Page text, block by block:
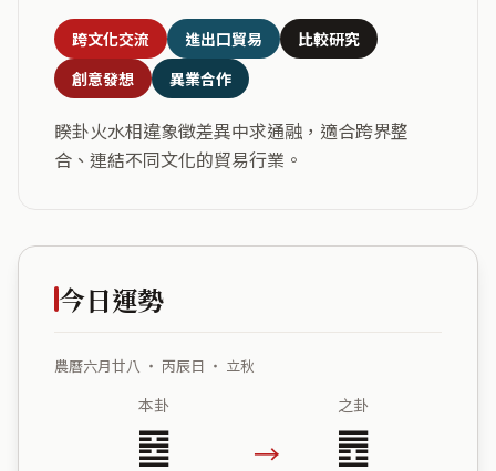
跨文化交流 進出口貿易
比較研究
創意發想
異業合作
睽卦火水相違象徵差異中求通融，適合跨界整
合、連結不同文化的貿易行業。
今日運勢
農曆六月廿八 ・ 丙辰日 ・ 立秋
本卦
䷥ →
之卦
䷘